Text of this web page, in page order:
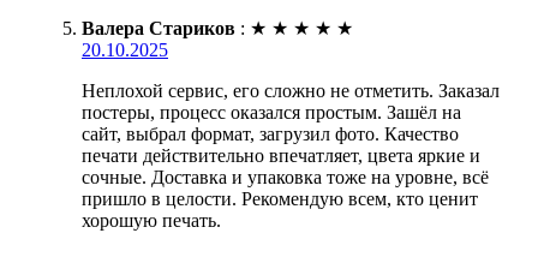
Валера Стариков : ★ ★ ★ ★ ★
20.10.2025
Неплохой сервис, его сложно не отметить. Заказал
постеры, процесс оказался простым. Зашёл на
сайт, выбрал формат, загрузил фото. Качество
печати действительно впечатляет, цвета яркие и
сочные. Доставка и упаковка тоже на уровне, всё
пришло в целости. Рекомендую всем, кто ценит
хорошую печать.